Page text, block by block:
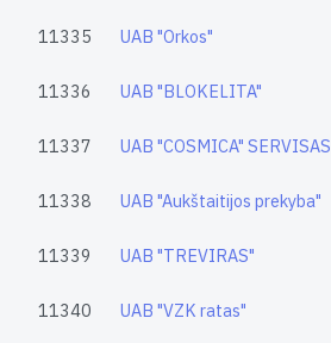
11335 UAB "Orkos"
11336 UAB "BLOKELITA"
11337 UAB "COSMICA" SERVISAS
11338 UAB "Aukštaitijos prekyba"
11339 UAB "TREVIRAS"
11340 UAB "VZK ratas"